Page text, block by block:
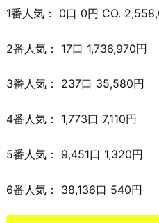
1番人気： 0口 0円 CO.
2番人気： 17口 1,736,970円
3番人気： 237口 35,580円
4番人気： 1,773口 7,110円
5番人気： 9,451口 1,320円
6番人気： 38,136口 540円